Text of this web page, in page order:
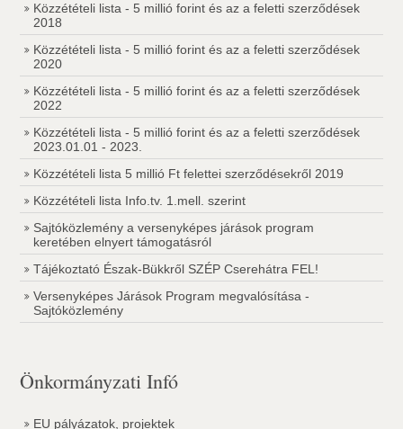
Közzétételi lista - 5 millió forint és az a feletti szerződések
2018
Közzétételi lista - 5 millió forint és az a feletti szerződések
2020
Közzétételi lista - 5 millió forint és az a feletti szerződések
2022
Közzétételi lista - 5 millió forint és az a feletti szerződések
2023.01.01 - 2023.
Közzétételi lista 5 millió Ft felettei szerződésekről 2019
Közzétételi lista Info.tv. 1.mell. szerint
Sajtóközlemény a versenyképes járások program
keretében elnyert támogatásról
Tájékoztató Észak-Bükkről SZÉP Cserehátra FEL!
Versenyképes Járások Program megvalósítása -
Sajtóközlemény
Önkormányzati Infó
EU pályázatok, projektek